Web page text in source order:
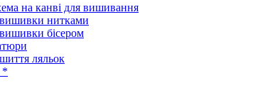
на канві для вишивання
нитками
бісером
ляльок
*